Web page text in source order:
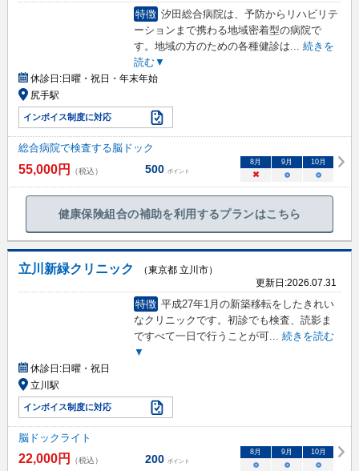
特徴 汐田総合病院は、予防からリハビリテ
ーションまで携わる地域密着型の病院で
す。地域の方のための各種健診は... 続きを
読む▼
休診日:日曜・祝日・年末年始
尻手駅
インボイス制度に対応
総合病院で検査する脳ドック
55,000円 （税込） 500 ポイント
8月 9月 10月
× ○ ○
健康保険組合の補助を利用するプランはこちら
立川新緑クリニック
（東京都 立川市）
更新日:2026.07.31
特徴 平成27年1月の新築移転をしたきれい
なクリニックです。初診でも検査、読影ま
ですべて一日で行うことが可...
続きを読む
▼
休診日:日曜・祝日
立川駅
インボイス制度に対応
脳ドックライト
22,000円 （税込） 200 ポイント
8 月 9 月 10月
○ ○ ○